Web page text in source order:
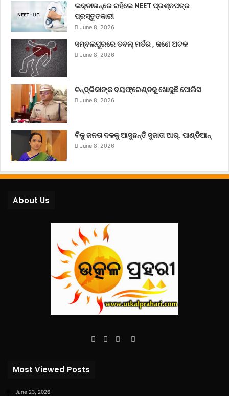
ଲକ୍‌ଡାଉନ୍‌ରେ ରହିଲେ NEET ପ୍ରଶ୍ନପତ୍ର
ପ୍ରସ୍ତୁତକାରୀ
June 8, 2026
ସମ୍ବଲପୁରରେ ଡବଲ୍ ମର୍ଡର , ଜଣେ ଅଟକ
June 8, 2026
ଚନ୍ଦ୍ରିକାଙ୍କ ବୟଫ୍ରେଣ୍ଡକୁ ଖୋଜୁଛି ପୋଲିସ
June 8, 2026
ବିଜୁ ଜନତା ଦଳକୁ ଆସୁଛନ୍ତି ସୁଜାତା ଆର୍‌. ପାଣ୍ଡିଆନ୍
June 8, 2026
About Us
Facebook
TwitterYouTube
Instagram
Most Viewed Posts
June 23, 2026